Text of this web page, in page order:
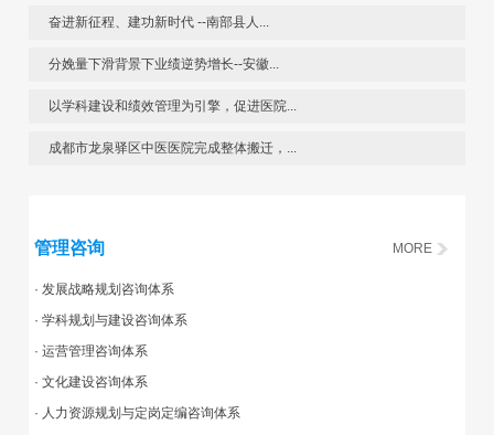
奋进新征程、建功新时代 --南部县人...
分娩量下滑背景下业绩逆势增长--安徽...
以学科建设和绩效管理为引擎，促进医院...
成都市龙泉驿区中医医院完成整体搬迁，...
管理咨询 MORE
· 发展战略规划咨询体系
· 学科规划与建设咨询体系
· 运营管理咨询体系
· 文化建设咨询体系
· 人力资源规划与定岗定编咨询体系